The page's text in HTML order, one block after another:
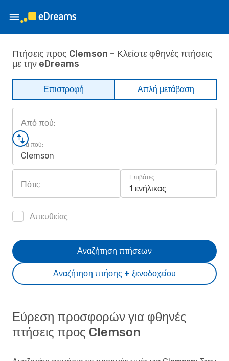
Πτήσεις προς Clemson – Κλείστε φθηνές πτήσεις
με την eDreams
Επιστροφή Απλή μετάβαση
Από πού;
Για πού;
Clemson
Πότε;
Επιβάτες
1 ενήλικας
Απευθείας
Αναζήτηση πτήσης + ξενοδοχείου
Αναζήτηση πτήσεων
Εύρεση προσφορών για φθηνές
πτήσεις προς Clemson